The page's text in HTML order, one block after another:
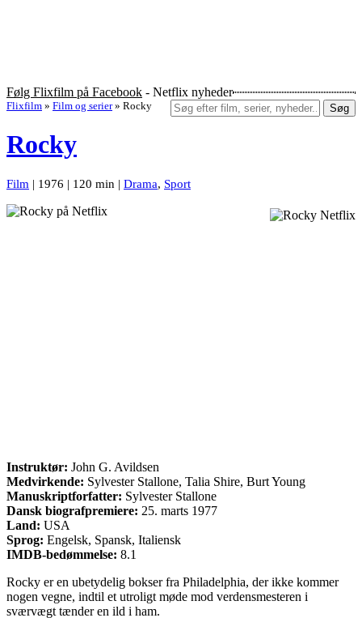
Følg Flixfilm på Facebook - Netflix nyheder
Søg
Flixfilm » Film og serier » Rocky
Rocky
Film | 1976 | 120 min | Drama, Sport
Instruktør: John G. Avildsen
Medvirkende: Sylvester Stallone, Talia Shire, Burt Young
Manuskriptforfatter: Sylvester Stallone
Dansk biografpremiere: 25. marts 1977
Land: USA
Sprog: Engelsk, Spansk, Italiensk
IMDB-bedømmelse: 8.1
Rocky er en ubetydelig bokser fra Philadelphia, der ikke kommer
nogen vegne, indtil et utroligt møde mod verdensmesteren i
sværvægt tænder en ild i ham.